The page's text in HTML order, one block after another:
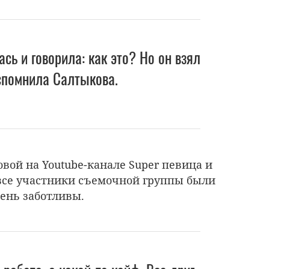
и говорила: как это? Но он взял
Салтыкова.
на Youtube-канале Super певица и
участники съемочной группы были
заботливы.